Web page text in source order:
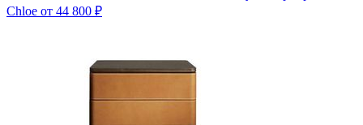
Chloe от 44 800 ₽